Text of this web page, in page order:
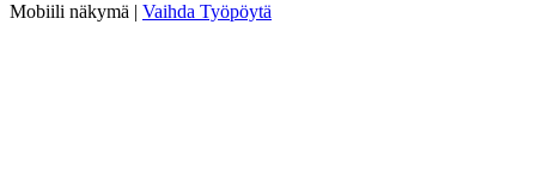
Mobiili näkymä | Vaihda Työpöytä